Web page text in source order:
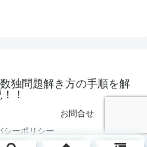
独問題解き方の手順を解
！
お問合せ
シーポリシー